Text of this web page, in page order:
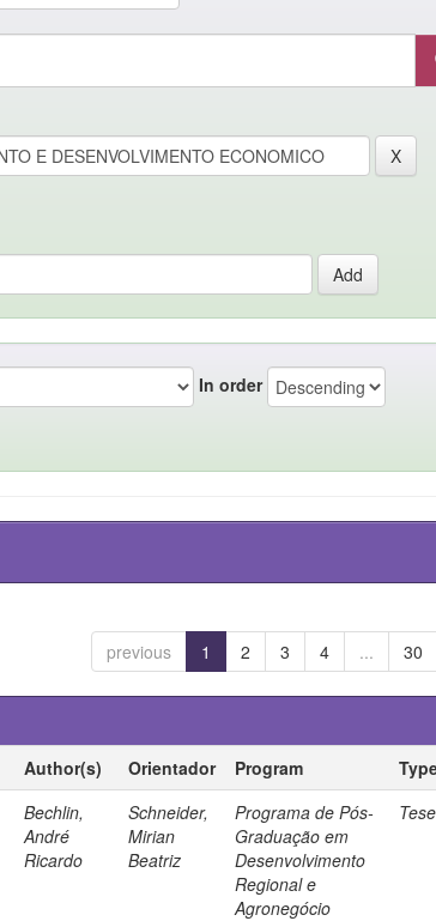
In order
previous 1 2 3 4 ... 30
Author(s) Orientador Program
Bechlin,
André
Ricardo
Schneider,
Mirian
Beatriz
Programa de Pós-
Graduação em
Desenvolvimento
Regional e
Agronegócio
Tese